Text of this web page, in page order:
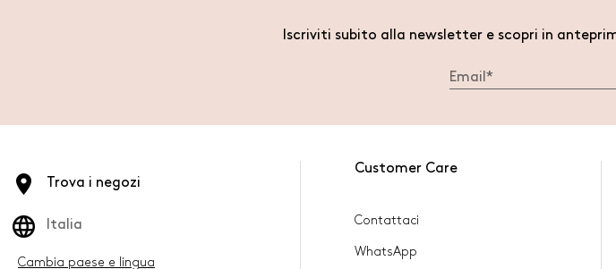
Iscriviti subito alla newsletter e scopri in
Trova i negozi
Italia
Cambia paese e lingua
Customer Care
Contattaci
WhatsApp